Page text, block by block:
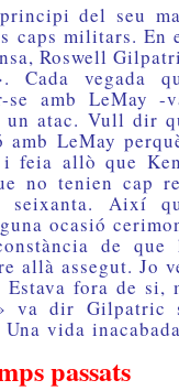
del seu
caps militars. En
Roswell
Cada vegada
se amb LeMay -
atac. Vull dir
LeMay
feia allò que
no tenien cap
seixanta. Així
ocasió
de que
allà assegut. Jo
fora de si,
va dir Gilpatric
vida
passats